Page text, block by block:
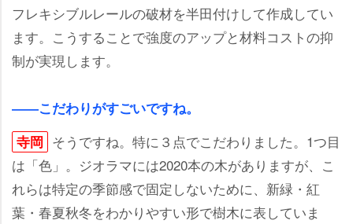
フレキシブルレールの破材を半田付けして作成してい
ます。こうすることで強度のアップと材料コストの抑
制が実現します。
――こだわりがすごいですね。
寺岡 そうですね。特に３点でこだわりました。1つ目
は「色」。ジオラマには2020本の木がありますが、こ
れらは特定の季節感で固定しないために、新緑・紅
葉・春夏秋冬をわかりやすい形で樹木に表していま